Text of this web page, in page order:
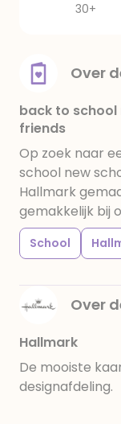
30+
Over
back to
friends
Op zoek naar
school new
Hallmark
gemakkelijk bij
School
Over
Hallmark
De mooiste
designafdeling.